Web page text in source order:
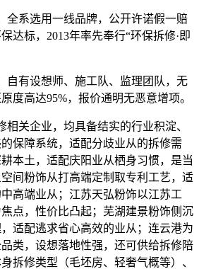
系选用一线品牌，公开许诺假一赔
达标，2013年率先奉行“环保拆修·即
有设想师、施工队、监理团队，无
度高达95%，报价通明无恶意增项。
关企业，均具备结实的行业积淀、
保障系统，适配分歧业从的拆修需
本土，适配庆阳业从栖身习惯，是当
间粉饰从打高端定制取专利工艺，适
高端业从；江苏天弘粉饰以江苏工
点，性价比凸起；芜湖建景粉饰侧沉
适配逃求省心高效的业从；连云港为
类，设想落地性强，还可供给拆修陪
拆修类型（毛坯房、轻奢气概等）、